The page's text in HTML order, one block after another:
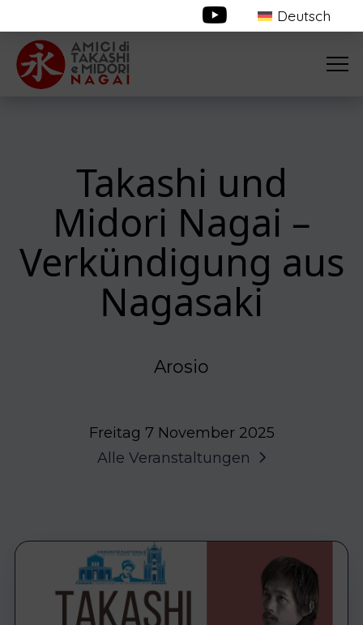
Deutsch
Takashi und
Midori Nagai –
Verkündigung aus
Nagasaki
Arosio
Freitag 7 November 2025
Alle Veranstaltungen